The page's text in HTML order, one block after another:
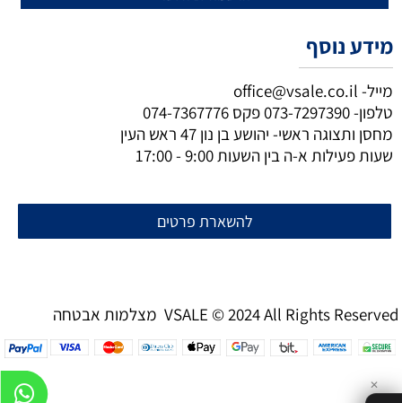
מידע נוסף
מייל- office@vsale.co.il
טלפון-073-7297390פקס 074-7367776
מחסן ותצוגה ראשי- יהושע בן נון 47 ראש העין
שעות פעילות א-ה בין השעות 9:00 - 17:00
להשארת פרטים
מצלמות אבטחה VSALE © 2024 All Rights Reserved
✕